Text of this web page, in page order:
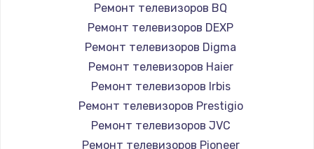
Замена картридера
890 руб.
Заказать
Замена микросхемы NFC
1100 руб.
Ремонт телевизоров BQ
Ремонт телевизоров DEXP
Ремонт телевизоров Digma
Ремонт телевизоров Haier
Ремонт телевизоров Irbis
Ремонт телевизоров Prestigio
Ремонт телевизоров JVC
Ремонт телевизоров Pioneer